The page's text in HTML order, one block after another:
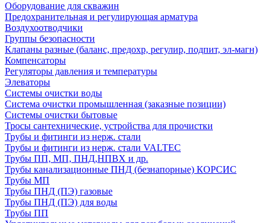
Оборудование для скважин
Предохранительная и регулирующая арматура
Воздухоотводчики
Группы безопасности
Клапаны разные (баланс, предохр, регулир, подпит, эл-магн)
Компенсаторы
Регуляторы давления и температуры
Элеваторы
Системы очистки воды
Система очистки промышленная (заказные позиции)
Системы очистки бытовые
Тросы сантехнические, устройства для прочистки
Трубы и фитинги из нерж. стали
Трубы и фитинги из нерж. стали VALTEC
Трубы ПП, МП, ПНД,НПВХ и др.
Трубы канализационные ПНД (безнапорные) КОРСИС
Трубы МП
Трубы ПНД (ПЭ) газовые
Трубы ПНД (ПЭ) для воды
Трубы ПП